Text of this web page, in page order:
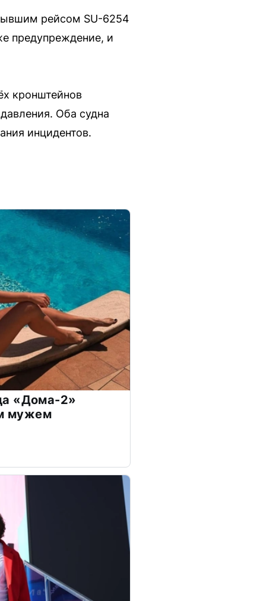
рейсом SU-6254
предупреждение, и
кронштейнов
Оба судна
инцидентов.
«Дома-2»
мужем